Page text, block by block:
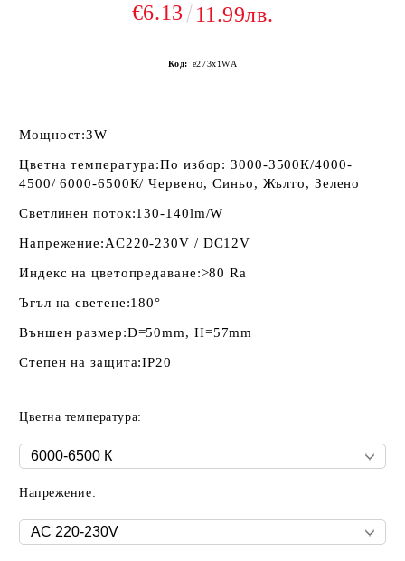
€6.13 11.99лв.
Код: е273х1WА
Мощност:3W
Цветна температура:По избор: 3000-3500К/4000-
4500/ 6000-6500К/ Червено, Синьо, Жълто, Зелено
Светлинен поток:130-140lm/W
Напрежение:AC220-230V / DC12V
Индекс на цветопредаване:>80 Ra
Ъгъл на светене:180°
Външен размер:D=50mm, H=57mm
Степен на защита:IP20
Цветна температура:
Напрежение: